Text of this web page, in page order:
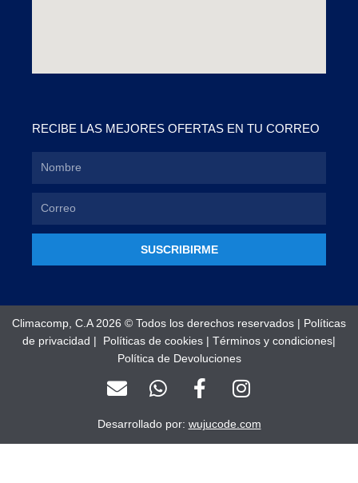
RECIBE LAS MEJORES OFERTAS EN TU CORREO
SUSCRIBIRME
Climacomp, C.A 2026 © Todos los derechos reservados | Políticas
de privacidad | Políticas de cookies | Términos y condiciones|
Política de Devoluciones
E
n
v
W
h
a
F
a
c
e
I
n
s
t
Desarrollado por: wujucode.com